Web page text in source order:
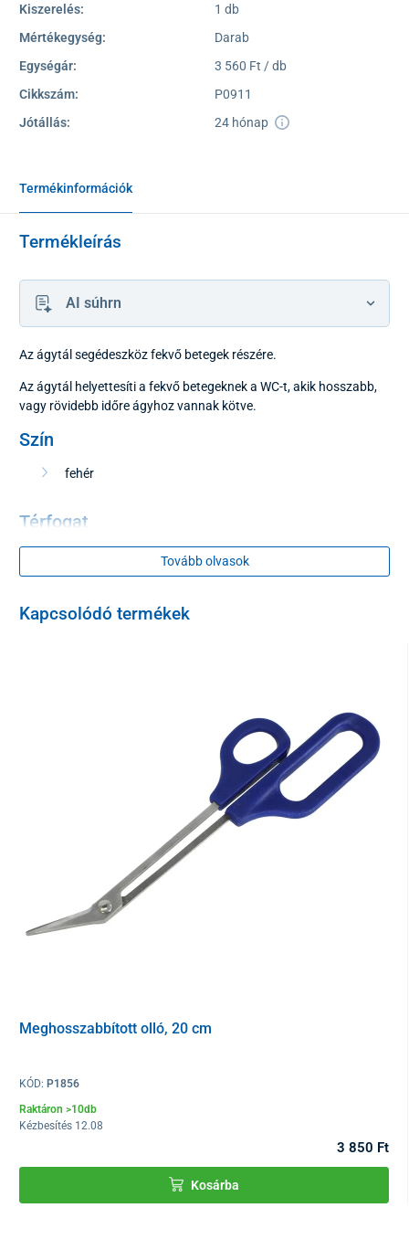
Kiszerelés:
1 db
Mértékegység:
Darab
Egységár:
3 560 Ft / db
Cikkszám:
P0911
Jótállás:
24 hónap
Termékinformációk
Termékleírás
AI súhrn
Az ágytál segédeszköz fekvő betegek részére.
Az ágytál helyettesíti a fekvő betegeknek a WC-t, akik hosszabb,
vagy rövidebb időre ágyhoz vannak kötve.
Szín
fehér
Térfogat
Tovább olvasok
Kapcsolódó termékek
Meghosszabbított olló, 20 cm
KÓD: P1856
Raktáron >10db
Kézbesítés 12.08
3 850 Ft
Kosárba